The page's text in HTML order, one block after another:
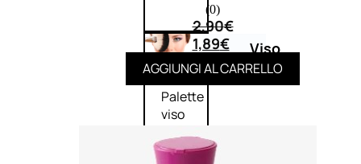
Viso
Palette
viso
Primer
viso
(0)
2,90€
1,89€
AGGIUNGI AL CARRELLO